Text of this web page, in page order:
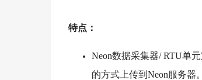
特点：
Neon数据采集器/ RTU单
的方式上传到Neon服务器